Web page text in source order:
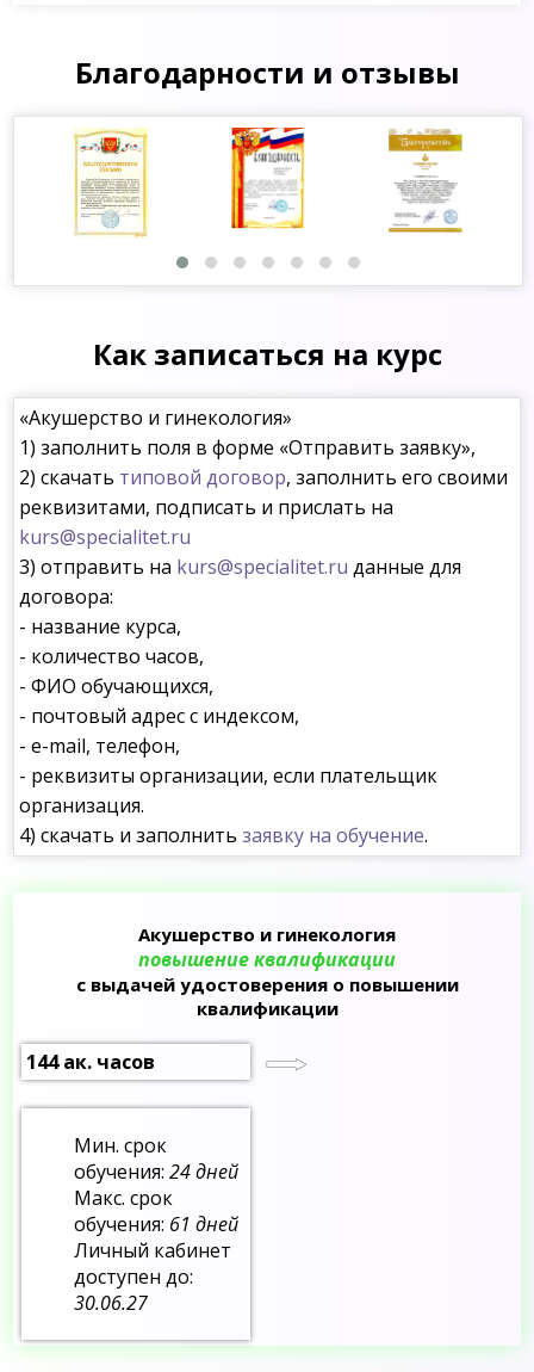
Благодарности и отзывы
Как записаться на курс
«Акушерство и гинекология»
1) заполнить поля в форме «Отправить заявку»,
2) скачать типовой договор, заполнить его своими
реквизитами, подписать и прислать на
kurs@specialitet.ru
3) отправить на kurs@specialitet.ru данные для
договора:
- название курса,
- количество часов,
- ФИО обучающихся,
- почтовый адрес с индексом,
- e-mail, телефон,
- реквизиты организации, если плательщик
организация.
4) скачать и заполнитьзаявку на обучение.
Акушерство и гинекология
повышение квалификации
с выдачей удостоверения о повышении
квалификации
144 ак. часов
Мин. срок
обучения:24 дней
Макс. срок
обучения: 61 дней
Личный кабинет
доступен до:
30.06.27